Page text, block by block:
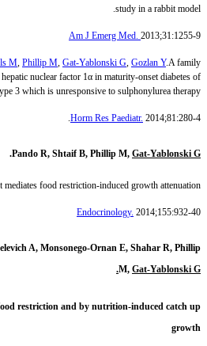
study in a rabbit model.
Am J Emerg Med. 2013;31:1255-9
M, Phillip M, Gat-Yablonski G, Gozlan Y.A family
nuclear factor 1α in maturity-onset diabetes of
3 which is unresponsive to sulphonylurea therapy.
Horm Res Paediatr. 2014;81:280-4.
Pando R, Shtaif B, Phillip M, Gat-Yablonski G
.
mediates food restriction-induced growth attenuation.
Endocrinology. 2014;155:932-40
A, Monsonego-Ornan E, Shahar R, Phillip
M, Gat-Yablonski G.
restriction and by nutrition-induced catch up
growth